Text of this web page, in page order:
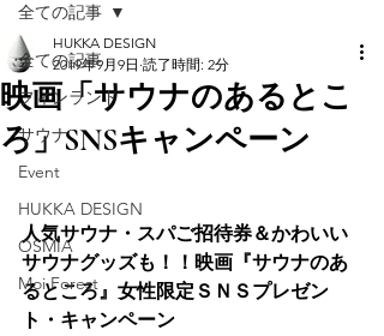
全ての記事
フィンランド
サウナ
Event
HUKKA DESIGN
OSMIA
Moi Forest
全ての記事
映画「サウナのあるとこ
ろ」SNSキャンペーン
HUKKA DESIGN
2019年9月9日 読了時間: 2分
人気サウナ・スパご招待券＆かわいい
サウナグッズも！！映画『サウナのあ
るところ』女性限定ＳＮＳプレゼン
ト・キャンペーン